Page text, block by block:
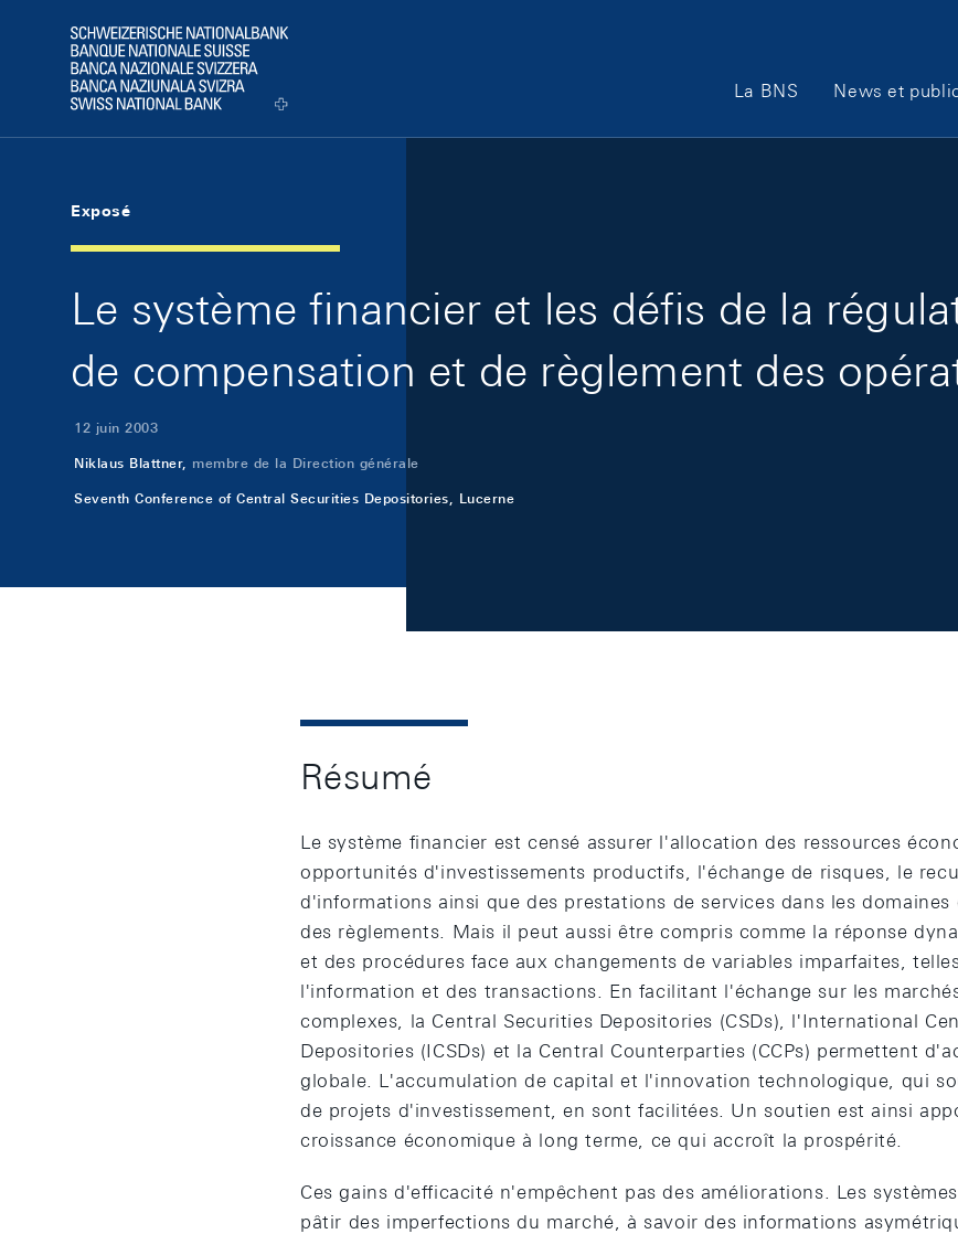
Logo
Main Navigation
La BNS News et
Exposé
Le système financier et les défis de la
de compensation et de règlement des
12 juin 2003
Niklaus Blattner, membre de la Direction générale
Seventh Conference of Central Securities Depositories, Lucerne
Résumé
Le système financier est censé assurer l'allocation des ressources
opportunités d'investissements productifs, l'échange de risques, le
d'informations ainsi que des prestations de services dans les
des règlements. Mais il peut aussi être compris comme la réponse
et des procédures face aux changements de variables imparfaites,
l'information et des transactions. En facilitant l'échange sur les
complexes, la Central Securities Depositories (CSDs), l'International
Depositories (ICSDs) et la Central Counterparties (CCPs) permettent
globale. L'accumulation de capital et l'innovation technologique, qui
de projets d'investissement, en sont facilitées. Un soutien est ainsi
croissance économique à long terme, ce qui accroît la prospérité.
Ces gains d'efficacité n'empêchent pas des améliorations. Les
pâtir des imperfections du marché, à savoir des informations